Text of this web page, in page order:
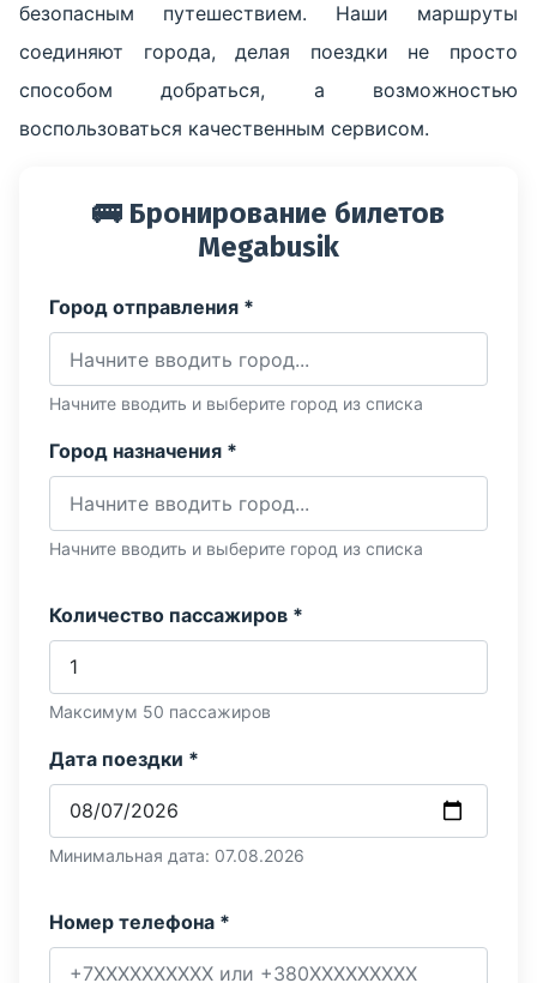
безопасным путешествием. Наши маршруты
соединяют города, делая поездки не просто
способом добраться, а возможностью
воспользоваться качественным сервисом.
🚌 Бронирование билетов
Megabusik
Город отправления *
Начните вводить и выберите город из списка
Город назначения *
Начните вводить и выберите город из списка
Количество пассажиров *
Максимум 50 пассажиров
Дата поездки *
Минимальная дата: 07.08.2026
Номер телефона *